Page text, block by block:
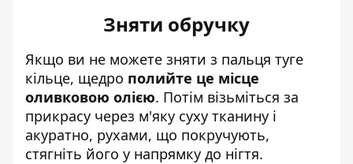
Зняти обручку
Якщо ви не можете зняти з пальця туге
кільце, щедро полийте це місце
оливковою олією. Потім візьміться за
прикрасу через м'яку суху тканину і
акуратно, рухами, що покручують,
стягніть його у напрямку до нігтя.